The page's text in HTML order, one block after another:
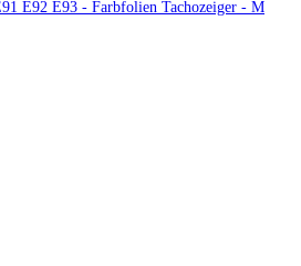
E92 E93 - Farbfolien Tachozeiger - M